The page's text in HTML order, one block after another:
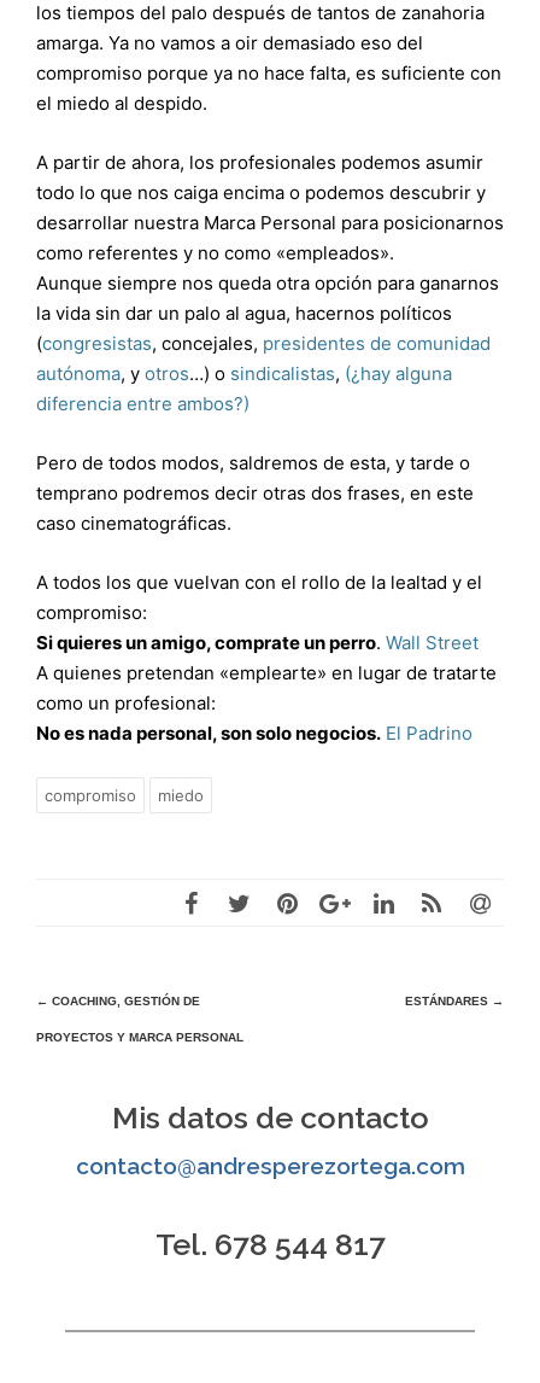
los tiempos del palo después de tantos de zanahoria
amarga. Ya no vamos a oir demasiado eso del
compromiso porque ya no hace falta, es suficiente con
el miedo al despido.
A partir de ahora, los profesionales podemos asumir
todo lo que nos caiga encima o podemos descubrir y
desarrollar nuestra Marca Personal para posicionarnos
como referentes y no como «empleados».
Aunque siempre nos queda otra opción para ganarnos
la vida sin dar un palo al agua, hacernos políticos
(congresistas, concejales, presidentes de comunidad
autónoma, y otros…) o sindicalistas, (¿hay alguna
diferencia entre ambos?)
Pero de todos modos, saldremos de esta, y tarde o
temprano podremos decir otras dos frases, en este
caso cinematográficas.
A todos los que vuelvan con el rollo de la lealtad y el
compromiso:
Si quieres un amigo, comprate un perro. Wall Street
A quienes pretendan «emplearte» en lugar de tratarte
como un profesional:
No es nada personal, son solo negocios. El Padrino
compromiso miedo
Navegación
de
← COACHING, GESTIÓN DE
PROYECTOS Y MARCA PERSONAL
ESTÁNDARES →
Mis datos de contacto
contacto@andresperezortega.com
Tel. 678 544 817